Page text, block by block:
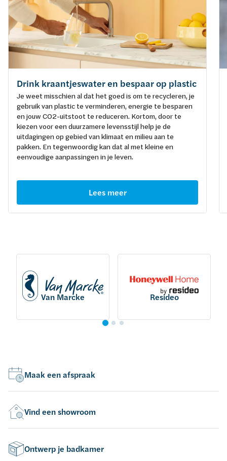
Drink kraantjeswater en bespaar op plastic
Je weet misschien al dat het goed is om te recycleren, je
gebruik van plastic te verminderen, energie te besparen
en jouw CO2-uitstoot te reduceren. Kortom, door te
kiezen voor een duurzamere levensstijl help je de
uitdagingen op gebied van klimaat en milieu aan te
pakken. En tegenwoordig kan dat al met kleine en
eenvoudige aanpassingen in je leven.
Lees meer
Van Marcke Resideo
Maak een afspraak
Vind een showroom
Ontwerp je badkamer